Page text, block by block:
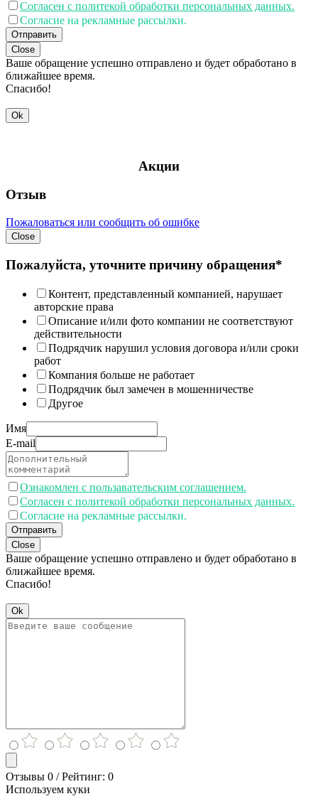
Согласен с политекой обработки персональных данных.
Согласие на рекламные рассылки.
Отправить
Close
Ваше обращение успешно отправлено и будет обработано в
ближайшее время.
Спасибо!
Ok
Акции
Отзыв
Пожаловаться или сообщить об ошибке
Close
Пожалуйста, уточните причину обращения*
Контент, представленный компанией, нарушает
авторские права
Описание и/или фото компании не соответствуют
действительности
Подрядчик нарушил условия договора и/или сроки
работ
Компания больше не работает
Подрядчик был замечен в мошенничестве
Другое
Имя
E-mail
Ознакомлен с пользавательским соглашением.
Согласен с политекой обработки персональных данных.
Согласие на рекламные рассылки.
Отправить
Close
Ваше обращение успешно отправлено и будет обработано в
ближайшее время.
Спасибо!
Ok
Отзывы 0 / Рейтинг: 0
Используем куки